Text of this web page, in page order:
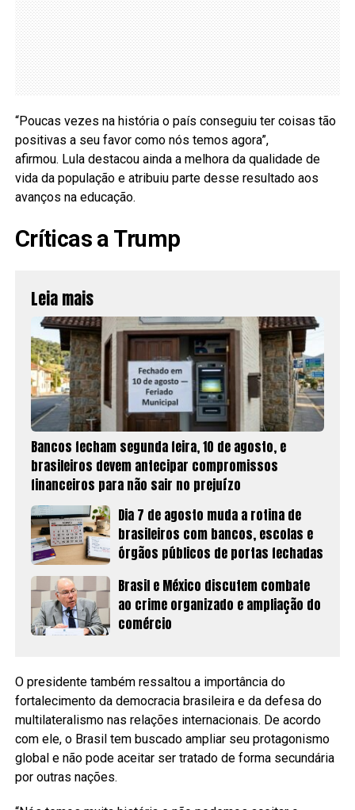
“Poucas vezes na história o país conseguiu ter coisas tão
positivas a seu favor como nós temos agora”,
afirmou. Lula destacou ainda a melhora da qualidade de
vida da população e atribuiu parte desse resultado aos
avanços na educação.
Críticas a Trump
Leia mais
Bancos fecham segunda feira, 10 de agosto, e
brasileiros devem antecipar compromissos
financeiros para não sair no prejuízo
Dia 7 de agosto muda a rotina de
brasileiros com bancos, escolas e
órgãos públicos de portas fechadas
Brasil e México discutem combate
ao crime organizado e ampliação do
comércio
O presidente também ressaltou a importância do
fortalecimento da democracia brasileira e da defesa do
multilateralismo nas relações internacionais. De acordo
com ele, o Brasil tem buscado ampliar seu protagonismo
global e não pode aceitar ser tratado de forma secundária
por outras nações.